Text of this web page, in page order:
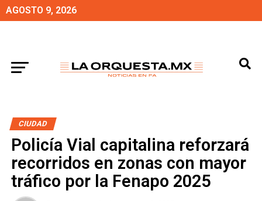
AGOSTO 9, 2026
CIUDAD
Policía Vial capitalina reforzará
recorridos en zonas con mayor
tráfico por la Fenapo 2025